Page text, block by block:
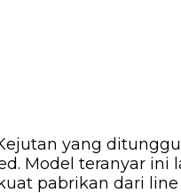
yang
Model teranyar
pabrikan dari